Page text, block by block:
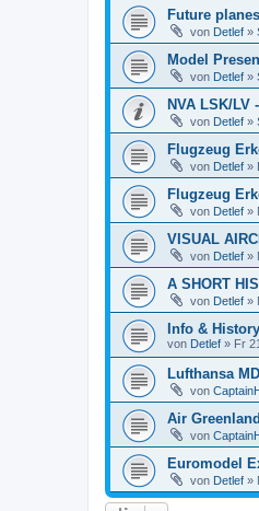
Future
von Detlef »
Model
von Detlef »
NVA LSK/
von Detlef »
Flugzeug
von Detlef »
Flugzeug
von Detlef »
VISUAL
von Detlef »
A SHORT
von Detlef »
Info &
von Detlef » Fr
Lufthansa
von
Air
von
Euromodel
von Detlef »